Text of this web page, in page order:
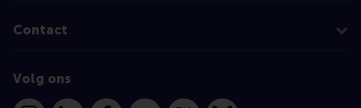
Contact
Volg ons